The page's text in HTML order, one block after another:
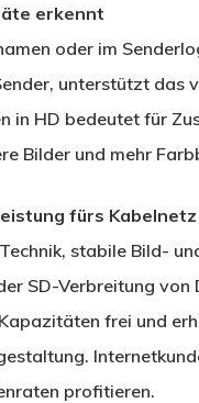
erkennt
oder im
unterstützt das
in HD bedeutet für
Bilder und mehr
fürs Kabelnetz
stabile Bild-
SD-Verbreitung von
frei und
profitieren.